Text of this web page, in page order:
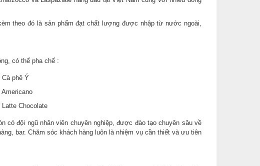
theo đó là sản phẩm đạt chất lượng được nhập từ nước ngoài,
có thể pha chế :
Cà phê Ý
Americano
Latte Chocolate
có đội ngũ nhân viên chuyên nghiệp, được đào tạo chuyên sâu về
bar. Chăm sóc khách hàng luôn là nhiệm vụ cần thiết và ưu tiên